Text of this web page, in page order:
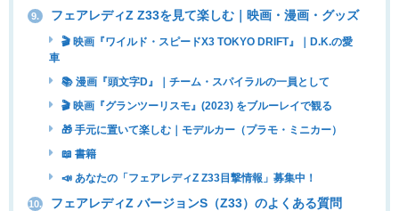
9. フェアレディZ Z33を見て楽しむ｜映画・漫画・グッズ
🎬 映画『ワイルド・スピードX3 TOKYO DRIFT』｜D.K.の愛
車
📚 漫画『頭文字D』｜チーム・スパイラルの一員として
🎬 映画『グランツーリスモ』(2023) をブルーレイで観る
🎁 手元に置いて楽しむ｜モデルカー（プラモ・ミニカー）
📖 書籍
📣 あなたの「フェアレディZ Z33目撃情報」募集中！
10. フェアレディZ バージョンS（Z33）のよくある質問